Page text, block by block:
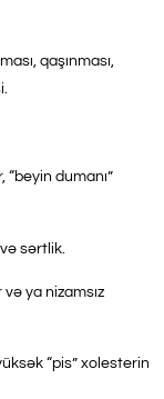
qaşınması,
“beyin dumanı”
sərtlik.
və ya nizamsız
“pis” xolesterin